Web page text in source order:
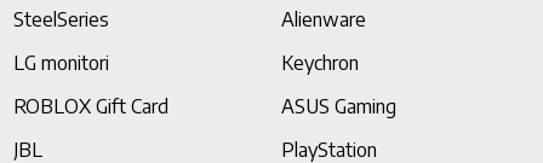
SteelSeries
Alienware
LG monitori
Keychron
ROBLOX Gift Card
ASUS Gaming
JBL
PlayStation